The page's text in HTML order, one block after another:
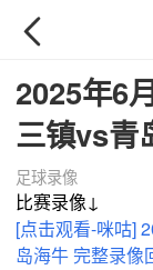

2025年6
三镇vs青
足球录像
比赛录像↓
[点击观看-咪咕]
岛海牛 完整录像